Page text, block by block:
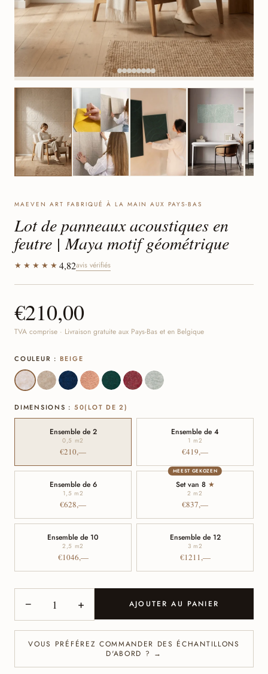
MAEVEN ART FABRIQUÉ À LA MAIN AUX PAYS-BAS
Lot de panneaux acoustiques en
feutre | Maya motif géométrique
★★★★★ 4,82avis vérifiés
€210,00
TVA comprise · Livraison gratuite aux Pays-Bas et en Belgique
COULEUR : BEIGE
DIMENSIONS : 50(LOT DE 2)
Ensemble de 2
0,5 m2
€210,—
Ensemble de 4
1 m2
€419,—
Ensemble de 6
1,5 m2
€628,—
MEEST GEKOZEN
Set van 8 ★
2 m2
€837,—
Ensemble de 10
2,5 m2
€1046,—
Ensemble de 12
3 m2
€1211,—
− + AJOUTER AU PANIER
VOUS PRÉFÉREZ COMMANDER DES ÉCHANTILLONS
D'ABORD ? →